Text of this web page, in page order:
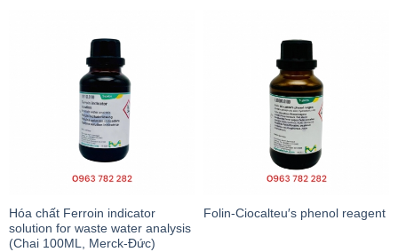
Hóa chất Ferroin indicator
solution for waste water analysis
(Chai 100ML, Merck-Đức)
Folin-Ciocalteu′s phenol reagent